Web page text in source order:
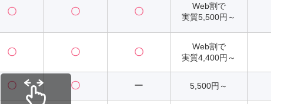
〇 〇 〇
Web割で
実質5,500円～
〇 〇 〇
Web割で
実質4,400円～
〇 〇 ー 5,500円～